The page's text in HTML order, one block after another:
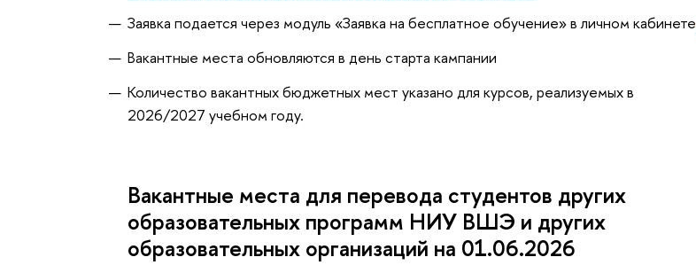
Заявка подается через модуль «Заявка на бесплатное обучение» в личном кабинете
Вакантные места обновляются в день старта кампании
Количество вакантных бюджетных мест указано для курсов, реализуемых в
2026/2027 учебном году.
Вакантные места для перевода студентов других
образовательных программ НИУ ВШЭ и других
образовательных организаций на 01.06.2026